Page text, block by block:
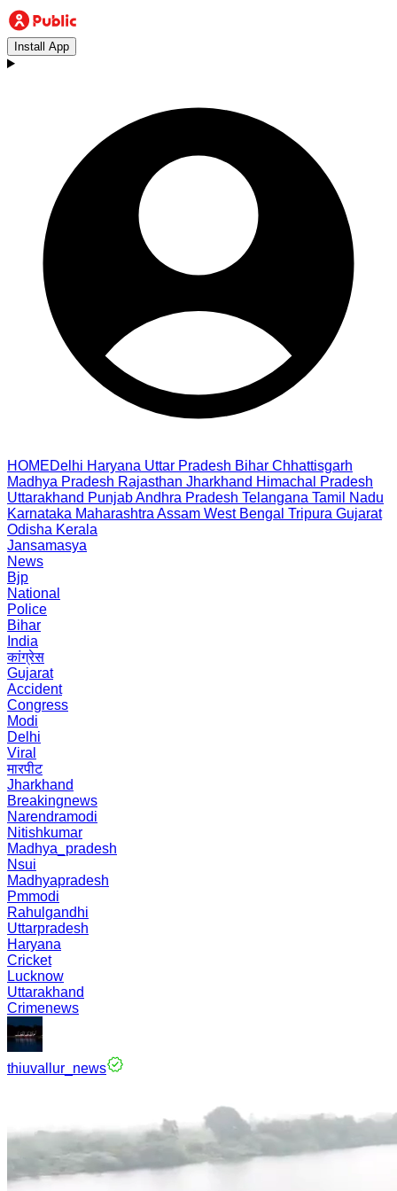
Install App
HOMEDelhi Haryana Uttar Pradesh Bihar Chhattisgarh
Madhya Pradesh Rajasthan Jharkhand Himachal Pradesh
Uttarakhand PunjabAndhra Pradesh Telangana Tamil Nadu
Karnataka Maharashtra Assam West Bengal Tripura Gujarat
Odisha Kerala
Jansamasya
News
Bjp
National
Police
Bihar
India
कांग्रेस
Gujarat
Accident
Congress
Modi
Delhi
Viral
मारपीट
Jharkhand
Breakingnews
Narendramodi
Nitishkumar
Madhya_pradesh
Nsui
Madhyapradesh
Pmmodi
Rahulgandhi
Uttarpradesh
Haryana
Cricket
Lucknow
Uttarakhand
Crimenews
thiuvallur_news